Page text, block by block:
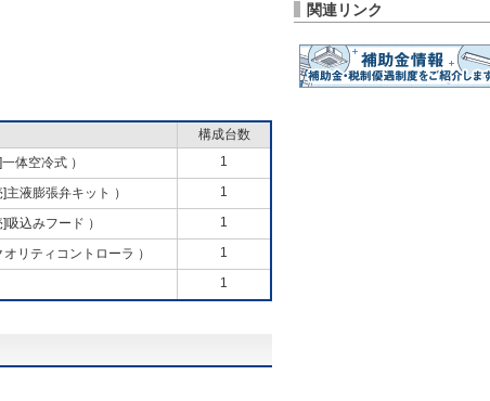
構成台数
体空冷式 ） 1
液膨張弁キット ） 1
込みフード ） 1
リティコントローラ ） 1
1
関連リンク